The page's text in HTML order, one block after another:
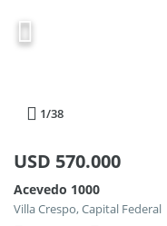
1/38
USD 570.000
Acevedo 1000
Villa Crespo, Capital Federal